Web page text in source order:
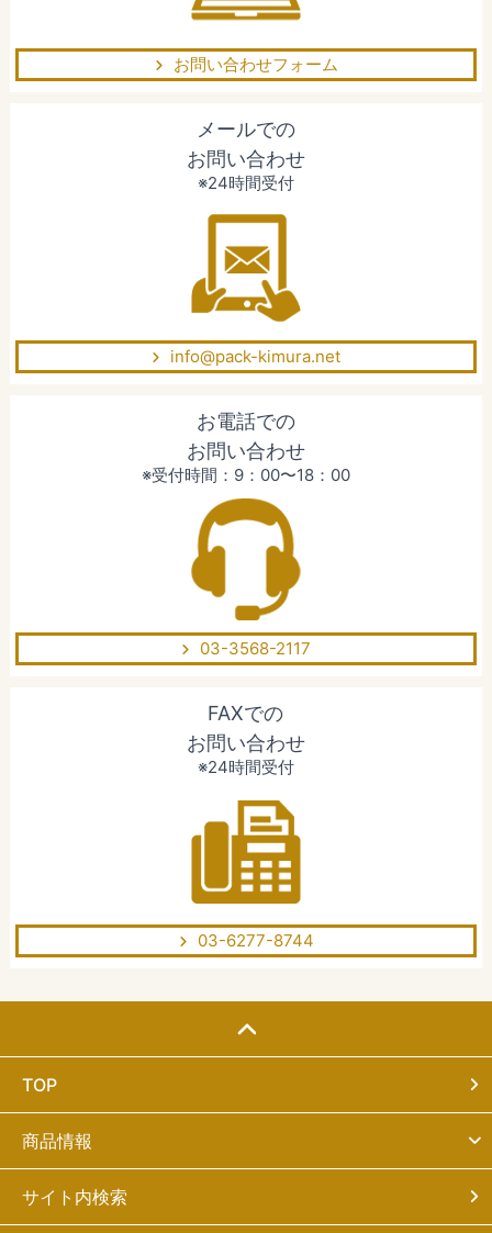
お問い合わせフォーム
メールでの
お問い合わせ
※24時間受付
info@pack-kimura.net
お電話での
お問い合わせ
※受付時間：9：00〜18：00
03-3568-2117
FAXでの
お問い合わせ
※24時間受付
03-6277-8744
TOP
商品情報
サイト内検索